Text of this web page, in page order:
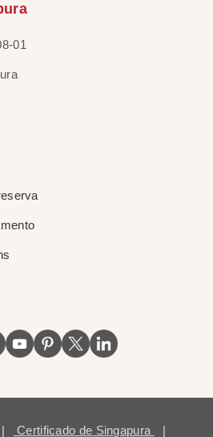
01
| Certificado de Singapura |